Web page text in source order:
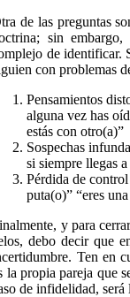
de las preguntas
sin
de identificar.
con problemas
Pensamientos
alguna vez has
estás con otro(a)”
Sospechas
si siempre llegas
Pérdida de
puta(o)” “eres
y para
debo decir que
Ten en
la propia pareja que
de infidelidad, será